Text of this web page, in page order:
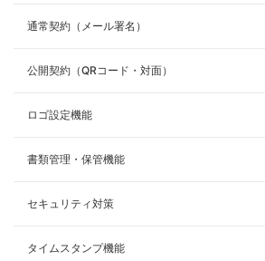
通常契約（メール署名）
公開契約（QRコード・対面）
ロゴ設定機能
書類管理・保管機能
セキュリティ対策
タイムスタンプ機能